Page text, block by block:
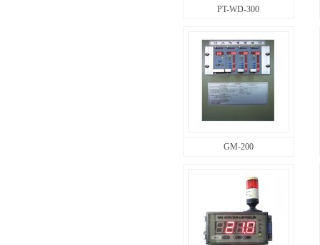
PT-WD-300
GM-200